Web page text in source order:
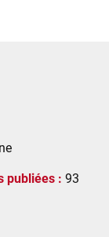
publiées : 93